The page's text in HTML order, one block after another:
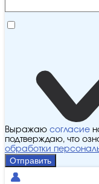
Выражаю согласие
подтверждаю, что
обработки
Отправить